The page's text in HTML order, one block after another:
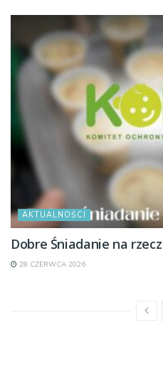
AKTUALNOŚCI
Dobre Śniadanie na
28 CZERWCA 2026